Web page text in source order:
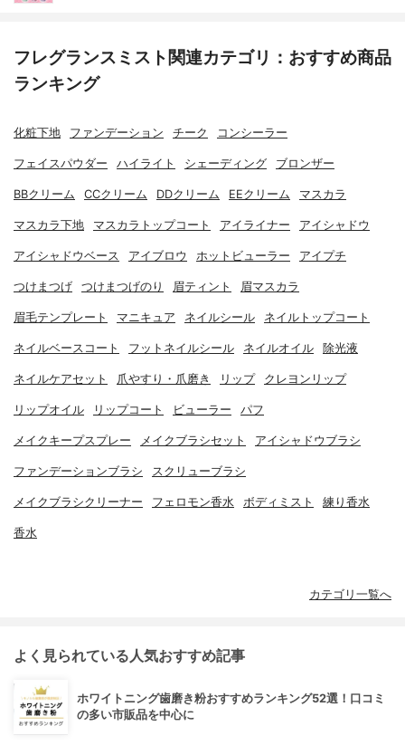
フレグランスミスト関連カテゴリ：おすすめ商品
ランキング
化粧下地 ファンデーション チーク コンシーラー
フェイスパウダー ハイライト シェーディング ブロンザー
BBクリーム CCクリーム DDクリーム EEクリーム マスカラ
マスカラ下地 マスカラトップコート アイライナー アイシャドウ
アイシャドウベース アイブロウ ホットビューラー アイプチ
つけまつげ つけまつげのり 眉ティント 眉マスカラ
眉毛テンプレート マニキュア ネイルシール ネイルトップコート
ネイルベースコート フットネイルシール ネイルオイル 除光液
ネイルケアセット 爪やすり・爪磨き リップ クレヨンリップ
リップオイル リップコート ビューラー パフ
メイクキープスプレー メイクブラシセット アイシャドウブラシ
ファンデーションブラシ スクリューブラシ
メイクブラシクリーナー フェロモン香水 ボディミスト 練り香水
香水
カテゴリ一覧へ
よく見られている人気おすすめ記事
ホワイトニング歯磨き粉おすすめランキング52選！口コミ
の多い市販品を中心に